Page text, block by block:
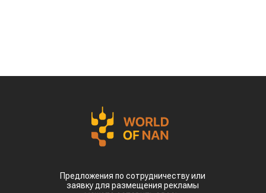
Предложения по сотрудничеству или
заявку для размещения рекламы